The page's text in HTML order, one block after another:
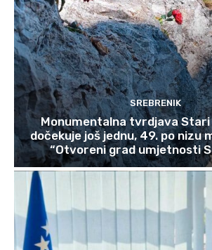
SREBRENIK
Monumentalna tvrdjava
dočekuje još jednu, 49. po nizu
“Otvoreni grad umjetnosti